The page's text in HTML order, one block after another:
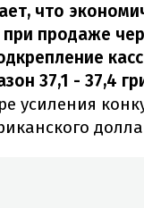
что
при продаже
37,1 - 37,4
усиления